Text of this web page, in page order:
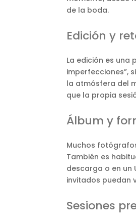
de la boda.
Edición y
La edición es
imperfecciones”,
la atmósfera del
que la propia
Álbum y
Muchos
También es
descarga o en un
invitados puedan
Sesiones